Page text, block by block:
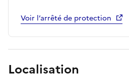
Voir l’arrêté de protection
Localisation